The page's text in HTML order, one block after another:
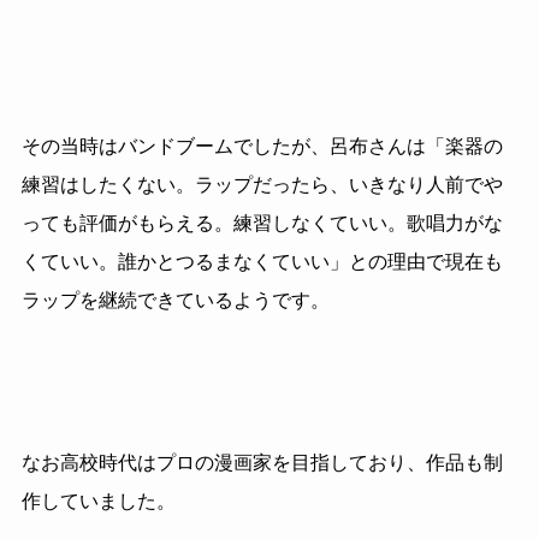
その当時はバンドブームでしたが、呂布さんは「楽器の
練習はしたくない。ラップだったら、いきなり人前でや
っても評価がもらえる。練習しなくていい。歌唱力がな
くていい。誰かとつるまなくていい」との理由で現在も
ラップを継続できているようです。
なお高校時代はプロの漫画家を目指しており、作品も制
作していました。